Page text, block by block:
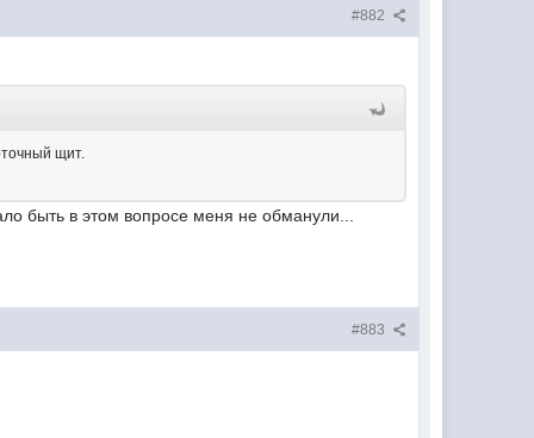
#882
щит.
быть в этом вопросе меня не обманули...
#883